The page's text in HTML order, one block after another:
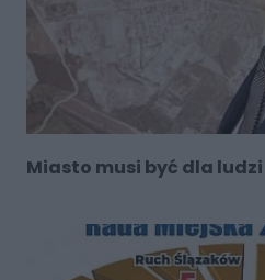
Miasto musi być dla ludzi